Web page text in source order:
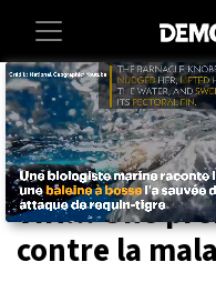
Accueil Sciences Sante
Un
guéri pour la
VIH... Une
contre la